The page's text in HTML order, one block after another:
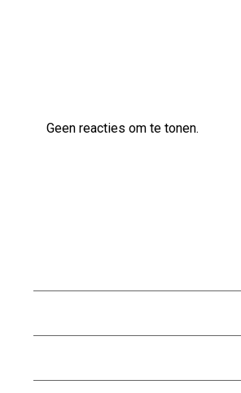
Geen reacties om te tonen.